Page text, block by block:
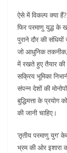
ऐसे में विकल्प क्या
फिर परमाणु युद्ध के
पुराने दौर की
जो आधुनिक तकनीक,
में रखते हुए तैयार की
सक्रिय भूमिका
संपन्न देशों की
बुद्धिमत्ता के
की जानी चाहिए।
‘तृतीय परमाणु युग’
भ्रम की ओर इशारा